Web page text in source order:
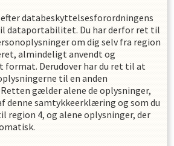
efter databeskyttelsesforordningens
dataportabilitet. Du har derfor ret til
om dig selv fra region
almindeligt anvendt og
Derudover har du ret til at
til en anden
gælder alene de oplysninger,
denne samtykkeerklæring og som du
region 4, og alene oplysninger, der